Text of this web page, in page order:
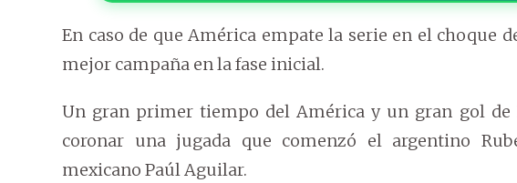
En caso de que América empate la serie en el choque
mejor campaña en la fase inicial.
Un gran primer tiempo del América y un gran gol de
coronar una jugada que comenzó el argentino
mexicano Paúl Aguilar.